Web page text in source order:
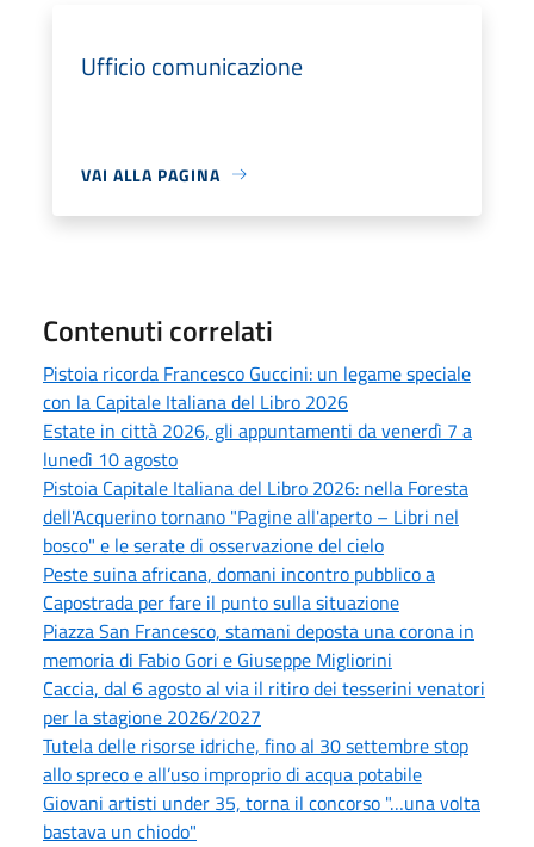
Ufficio comunicazione
VAI ALLA PAGINA
Contenuti correlati
Pistoia ricorda Francesco Guccini: un legame speciale
con la Capitale Italiana del Libro 2026
Estate in città 2026, gli appuntamenti da venerdì 7 a
lunedì 10 agosto
Pistoia Capitale Italiana del Libro 2026: nella Foresta
dell'Acquerino tornano "Pagine all'aperto – Libri nel
bosco" e le serate di osservazione del cielo
Peste suina africana, domani incontro pubblico a
Capostrada per fare il punto sulla situazione
Piazza San Francesco, stamani deposta una corona in
memoria di Fabio Gori e Giuseppe Migliorini
Caccia, dal 6 agosto al via il ritiro dei tesserini venatori
per la stagione 2026/2027
Tutela delle risorse idriche, fino al 30 settembre stop
allo spreco e all’uso improprio di acqua potabile
Giovani artisti under 35, torna il concorso "…una volta
bastava un chiodo"